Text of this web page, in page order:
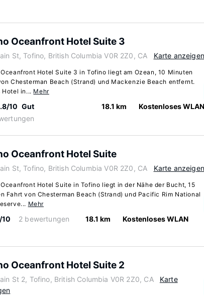
Oceanfront Hotel Suite 3
St, Tofino, British Columbia V0R 2Z0, CA Karte anzeigen
Hotel Suite 3 in Tofino liegt am Ozean, 10 Minuten
Chesterman Beach (Strand) und Mackenzie Beach entfernt.
Hotel in... Mehr
10 Gut
18.1 km Kostenloses WLAN
Oceanfront Hotel Suite
St, Tofino, British Columbia V0R 2Z0, CA Karte anzeigen
Hotel Suite in Tofino liegt in der Nähe der Bucht, 15
Fahrt von Chesterman Beach (Strand) und Pacific Rim National
Mehr
10 2 bewertungen 18.1 km Kostenloses WLAN
Oceanfront Hotel Suite 2
St 2, Tofino, British Columbia V0R 2Z0, CA
Karte